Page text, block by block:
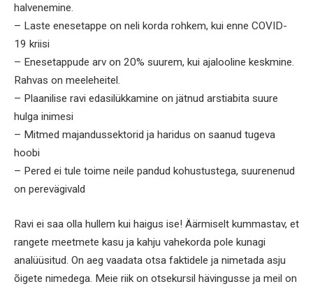
halvenemine.
– Laste enesetappe on neli korda rohkem, kui enne COVID-
19 kriisi
– Enesetappude arv on 20% suurem, kui ajalooline keskmine.
Rahvas on meeleheitel.
– Plaanilise ravi edasilükkamine on jätnud arstiabita suure
hulga inimesi
– Mitmed majandussektorid ja haridus on saanud tugeva
hoobi
– Pered ei tule toime neile pandud kohustustega, suurenenud
on perevägivald
Ravi ei saa olla hullem kui haigus ise! Äärmiselt kummastav, et
rangete meetmete kasu ja kahju vahekorda pole kunagi
analüüsitud. On aeg vaadata otsa faktidele ja nimetada asju
õigete nimedega. Meie riik on otsekursil hävingusse ja meil on